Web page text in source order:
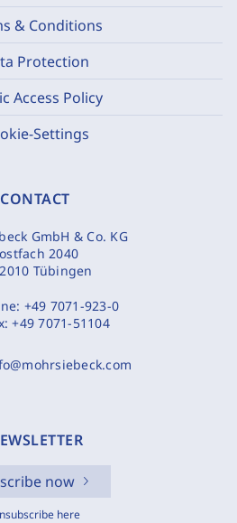
& Conditions
Protection
Access Policy
Settings
CONTACT
GmbH & Co. KG
2040
Tübingen
+49 7071-923-0
+49 7071-51104
now
here